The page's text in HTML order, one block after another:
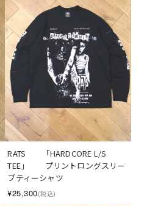
RATS　　「HARDCORE L/S
TEE」　　プリントロングスリー
ブティーシャツ
¥25,300(税込)